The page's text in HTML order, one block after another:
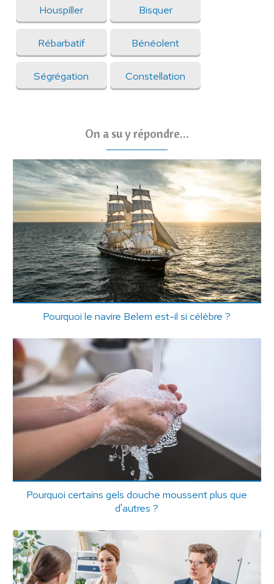
Houspiller Bisquer
Rébarbatif Bénéolent
Ségrégation Constellation
On a su y répondre...
Pourquoi le navire Belem est-il si célèbre ?
Pourquoi certains gels douche moussent plus que
d'autres ?